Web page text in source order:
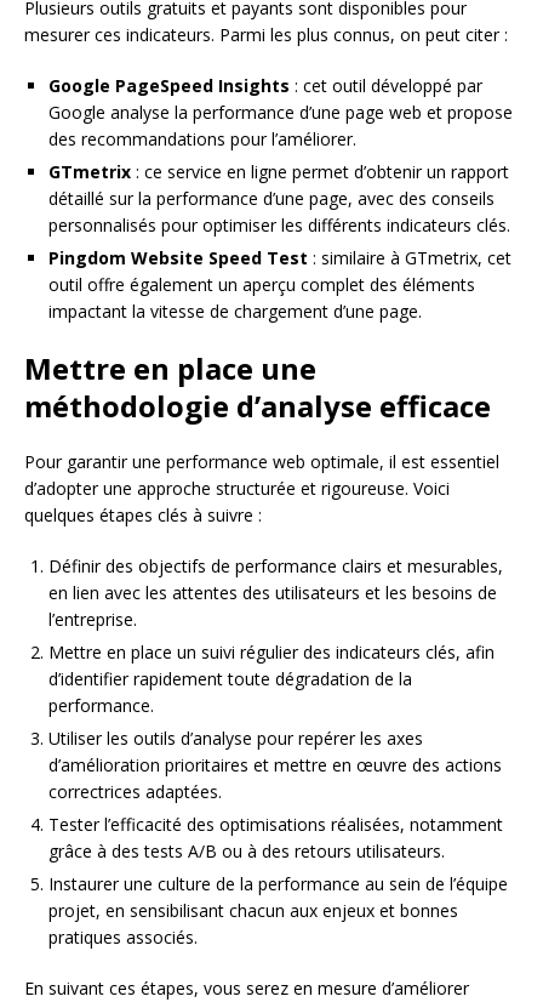
Plusieurs outils gratuits et payants sont disponibles pour
mesurer ces indicateurs. Parmi les plus connus, on peut citer :
Google PageSpeed Insights : cet outil développé par
Google analyse la performance d’une page web et propose
des recommandations pour l’améliorer.
GTmetrix : ce service en ligne permet d’obtenir un rapport
détaillé sur la performance d’une page, avec des conseils
personnalisés pour optimiser les différents indicateurs clés.
Pingdom Website Speed Test : similaire à GTmetrix, cet
outil offre également un aperçu complet des éléments
impactant la vitesse de chargement d’une page.
Mettre en place une
méthodologie d’analyse efficace
Pour garantir une performance web optimale, il est essentiel
d’adopter une approche structurée et rigoureuse. Voici
quelques étapes clés à suivre :
Définir des objectifs de performance clairs et mesurables,
en lien avec les attentes des utilisateurs et les besoins de
l’entreprise.
Mettre en place un suivi régulier des indicateurs clés, afin
d’identifier rapidement toute dégradation de la
performance.
Utiliser les outils d’analyse pour repérer les axes
d’amélioration prioritaires et mettre en œuvre des actions
correctrices adaptées.
Tester l’efficacité des optimisations réalisées, notamment
grâce à des tests A/B ou à des retours utilisateurs.
Instaurer une culture de la performance au sein de l’équipe
projet, en sensibilisant chacun aux enjeux et bonnes
pratiques associés.
En suivant ces étapes, vous serez en mesure d’améliorer